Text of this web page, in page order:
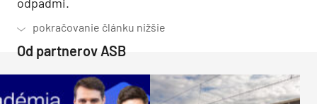
Od partnerov ASB